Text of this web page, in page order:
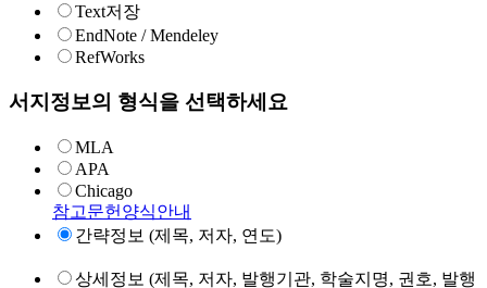
Text저장
EndNote / Mendeley
RefWorks
서지정보의 형식을 선택하세요
MLA
APA
Chicago
참고문헌양식안내
간략정보 (제목, 저자, 연도)
상세정보 (제목, 저자, 발행기관, 학술지명, 권호, 발행